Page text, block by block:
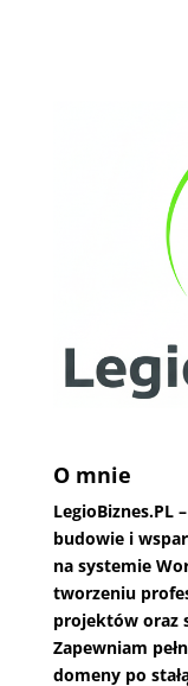
O mnie
LegioBiznes.PL–
budowie i
na systemie
tworzeniu
projektów oraz
Zapewniam
domeny po